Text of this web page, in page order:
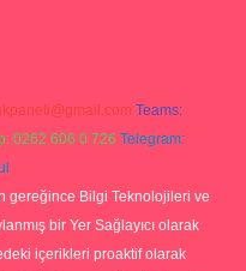
Teams:
0262 606 0 726 Telegram:
gereğince Bilgi Teknolojileri ve
bir Yer Sağlayıcı olarak
içerikleri proaktif olarak